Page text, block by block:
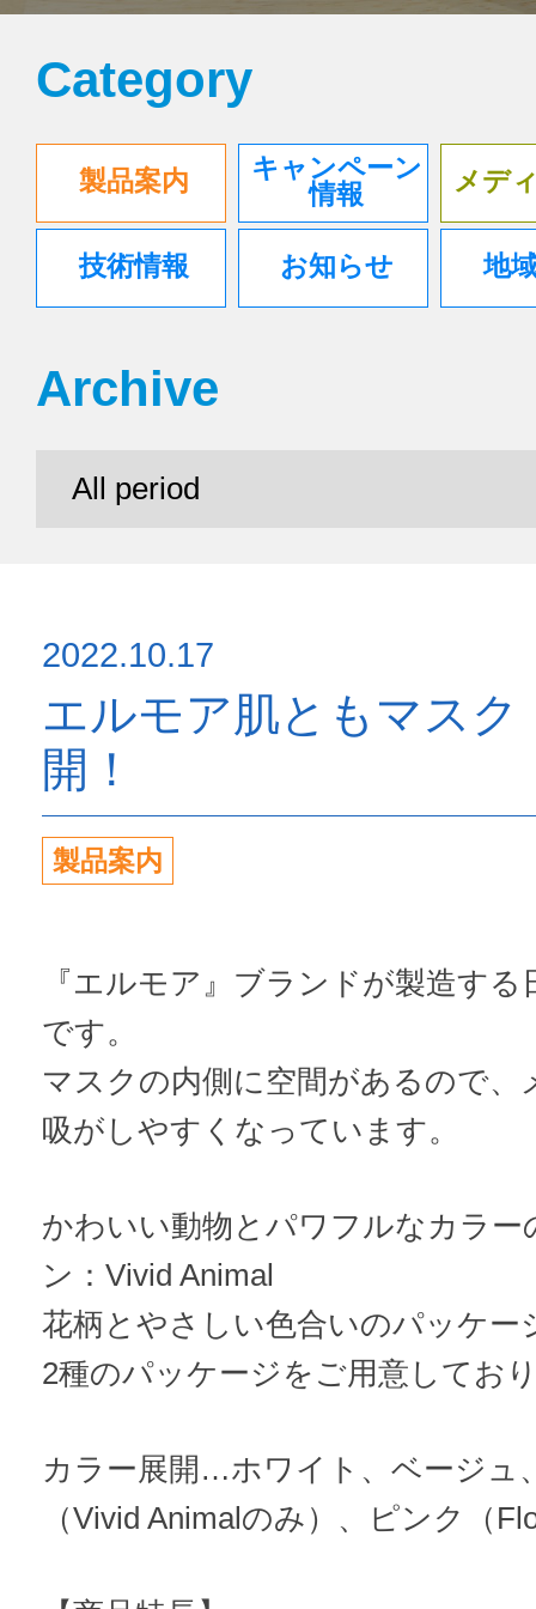
Category
製品案内
キャンペーン
情報
メデ
技術情報 お知らせ 地
Archive
2022.10.17
エルモア肌ともマス
開！
製品案内
『エルモア』ブランドが製造す
です。
マスクの内側に空間があるので
吸がしやすくなっています。
かわいい動物とパワフルなカラ
ン：Vivid Animal
花柄とやさしい色合いのパッケー
2種のパッケージをご用意してお
カラー展開…ホワイト、ベージュ
（Vivid Animalのみ）、ピンク（